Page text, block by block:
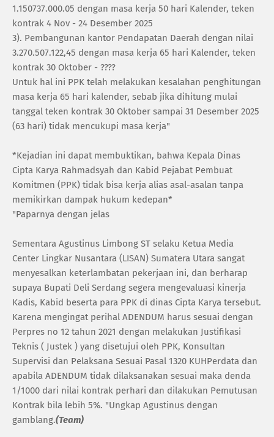
1.150737.000.05 dengan masa kerja 50 hari Kalender, teken
kontrak 4 Nov - 24 Desember 2025
‎3). Pembangunan kantor Pendapatan Daerah dengan nilai
3.270.507.122,45 dengan masa kerja 65 hari Kalender, teken
kontrak 30 Oktober - ????
‎Untuk hal ini PPK telah melakukan kesalahan penghitungan
masa kerja 65 hari kalender, sebab jika dihitung mulai
tanggal teken kontrak 30 Oktober sampai 31 Desember 2025
(63 hari) tidak mencukupi masa kerja"
‎*Kejadian ini dapat membuktikan, bahwa Kepala Dinas
Cipta Karya Rahmadsyah dan Kabid Pejabat Pembuat
Komitmen (PPK) tidak bisa kerja alias asal-asalan tanpa
memikirkan dampak hukum kedepan*
‎"Paparnya dengan jelas
‎Sementara Agustinus Limbong ST selaku Ketua Media
Center Lingkar Nusantara (LISAN) Sumatera Utara sangat
menyesalkan keterlambatan pekerjaan ini, dan berharap
supaya Bupati Deli Serdang segera mengevaluasi kinerja
Kadis, Kabid beserta para PPK di dinas Cipta Karya tersebut.
Karena mengingat perihal ADENDUM harus sesuai dengan
Perpres no 12 tahun 2021 dengan melakukan Justifikasi
Teknis ( Justek ) yang disetujui oleh PPK, Konsultan
Supervisi dan Pelaksana Sesuai Pasal 1320 KUHPerdata dan
apabila ADENDUM tidak dilaksanakan sesuai maka denda
1/1000 dari nilai kontrak perhari dan dilakukan Pemutusan
Kontrak bila lebih 5%. "Ungkap Agustinus dengan
gamblang.(Team)